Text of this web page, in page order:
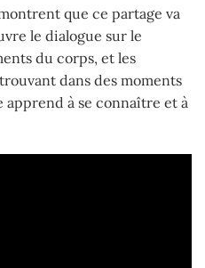
que ce partage va
le dialogue sur le
du corps, et les
dans des moments
à se connaître et à